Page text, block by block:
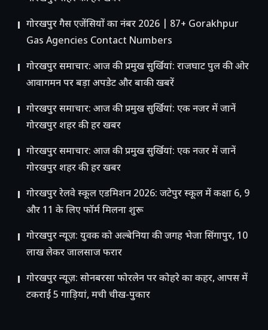
गोरखपुर गैस एजेंसियों का नंबर 2026 | 87+ Gorakhpur
Gas Agencies Contact Numbers
गोरखपुर समाचार: आज की प्रमुख सुर्खियां: राजघाट पुल की ओर
आवागमन पर बड़ा अपडेट और बाकी खबरें
गोरखपुर समाचार: आज की प्रमुख सुर्खियां: एक नजर में जानें
गोरखपुर शहर की हर खबर
गोरखपुर समाचार: आज की प्रमुख सुर्खियां: एक नजर में जानें
गोरखपुर शहर की हर खबर
गोरखपुर रेलवे स्कूल एडमिशन 2026: जटेपुर स्कूल में कक्षा 6, 9
और 11 के लिए फॉर्म मिलना शुरू
गोरखपुर न्यूज़: युवक को अल्बेनिया की जगह भेजा सिंगापुर, 10
लाख लेकर जालसाज फरार
गोरखपुर न्यूज़: सोनबरसा फोरलेन पर कोहरे का कहर, आपस में
टकराईं 5 गाड़ियां, मची चीख-पुकार